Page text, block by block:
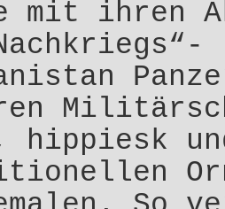
mit ihren
hippiesk